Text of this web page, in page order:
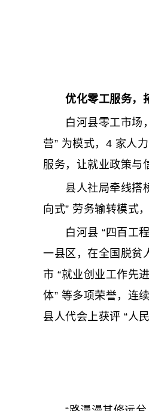
优化零工服务，
白河县零工市场，
营” 为模式，4 家人
服务，让就业政策与
县人社局牵线搭桥
向式” 劳务输转模式
白河县 “四百工程”
一县区，在全国脱贫
市 “就业创业工作先
体” 等多项荣誉，连
县人代会上获评 “人民